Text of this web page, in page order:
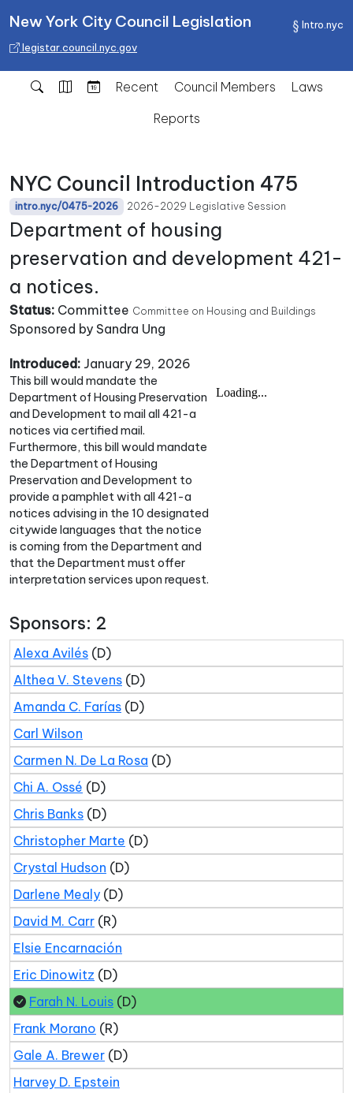
Intro.nyc
New York City Council Legislation
legistar.council.nyc.gov
Recent Council Members
Laws
Reports
NYC Council Introduction 475
intro.nyc/0475-2026 2026-2029 Legislative Session
Department of housing
preservation and development 421-
a notices.
Status: Committee Committee on Housing and Buildings
Sponsored by Sandra Ung
Introduced: January 29, 2026
This bill would mandate the
Department of Housing Preservation
and Development to mail all 421-a
notices via certified mail.
Furthermore, this bill would mandate
the Department of Housing
Preservation and Development to
provide a pamphlet with all 421-a
notices advising in the 10 designated
citywide languages that the notice
is coming from the Department and
that the Department must offer
interpretation services upon request.
Sponsors: 2
Alexa Avilés (D)
Althea V. Stevens (D)
Amanda C. Farías (D)
Carl Wilson
Carmen N. De La Rosa (D)
Chi A. Ossé (D)
Chris Banks (D)
Christopher Marte (D)
Crystal Hudson (D)
Darlene Mealy (D)
David M. Carr (R)
Elsie Encarnación
Eric Dinowitz (D)
Farah N. Louis (D)
Frank Morano (R)
Gale A. Brewer (D)
Harvey D. Epstein